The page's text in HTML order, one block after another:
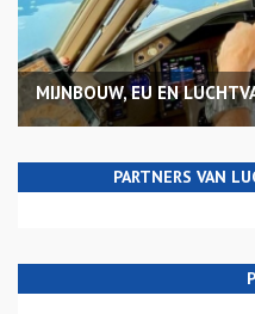
MIJNBOUW, EU EN
PARTNERS VAN